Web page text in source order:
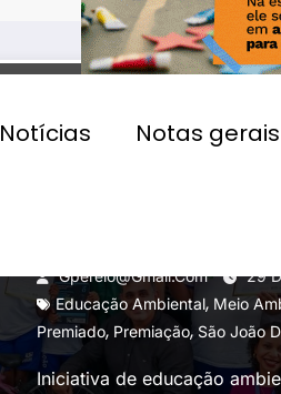
Notícias Notas gerais
Programa “Óleo
alunos e
destaques
Gperelo@gmail.com
29
Educação Ambiental, Meio
Premiado, Premiação, São João
Iniciativa de educação